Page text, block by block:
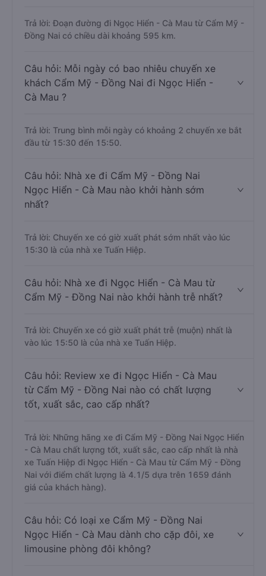
Trả lời: Đoạn đường đi Ngọc Hiển - Cà Mau từ Cẩm Mỹ -
Đồng Nai có chiều dài khoảng 595 km.
Câu hỏi: Mỗi ngày có bao nhiêu chuyến xe
khách Cẩm Mỹ - Đồng Nai đi Ngọc Hiển -
Cà Mau ?
Trả lời: Trung bình mỗi ngày có khoảng 2 chuyến xe bắt
đầu từ 15:30 đến 15:50.
Câu hỏi: Nhà xe đi Cẩm Mỹ - Đồng Nai
Ngọc Hiển - Cà Mau nào khởi hành sớm
nhất?
Trả lời: Chuyến xe có giờ xuất phát sớm nhất vào lúc
15:30 là của nhà xe Tuấn Hiệp.
Câu hỏi: Nhà xe đi Ngọc Hiển - Cà Mau từ
Cẩm Mỹ - Đồng Nai nào khởi hành trễ nhất?
Trả lời: Chuyến xe có giờ xuất phát trễ (muộn) nhất là
vào lúc 15:50 là của nhà xe Tuấn Hiệp.
Câu hỏi: Review xe đi Ngọc Hiển - Cà Mau
từ Cẩm Mỹ - Đồng Nai nào có chất lượng
tốt, xuất sắc, cao cấp nhất?
Trả lời: Những hãng xe đi Cẩm Mỹ - Đồng Nai Ngọc Hiển
- Cà Mau chất lượng tốt, xuất sắc, cao cấp nhất là nhà
xe Tuấn Hiệp đi Ngọc Hiển - Cà Mau từ Cẩm Mỹ - Đồng
Nai với điểm chất lượng là 4.1/5 dựa trên 1659 đánh
giá của khách hàng).
Câu hỏi: Có loại xe Cẩm Mỹ - Đồng Nai
Ngọc Hiển - Cà Mau dành cho cặp đôi, xe
limousine phòng đôi không?